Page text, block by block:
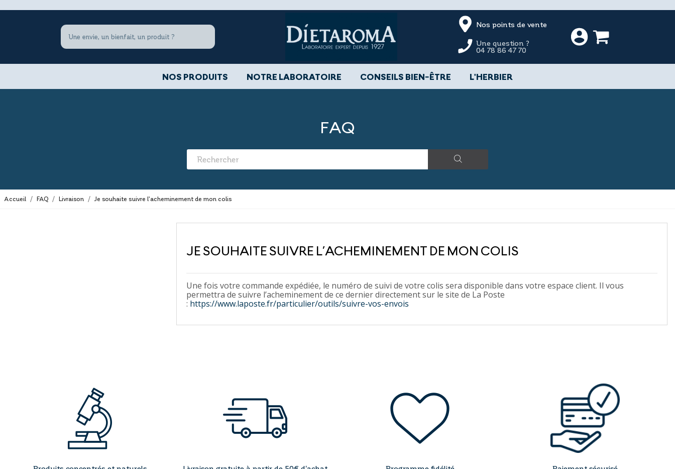
Une question ?
04 78 86 47 70
Nos points de vente
NOS PRODUITS NOTRE LABORATOIRE CONSEILS BIEN-ÊTRE L'HERBIER
FAQ
Accueil FAQ Livraison Je souhaite suivre l’acheminement de mon colis
JE SOUHAITE SUIVRE L’ACHEMINEMENT DE MON COLIS
Une fois votre commande expédiée, le numéro de suivi de votre colis sera disponible dans votre espace client. Il vous
permettra de suivre l’acheminement de ce dernier directement sur le site de La Poste
: https://www.laposte.fr/particulier/outils/suivre-vos-envois